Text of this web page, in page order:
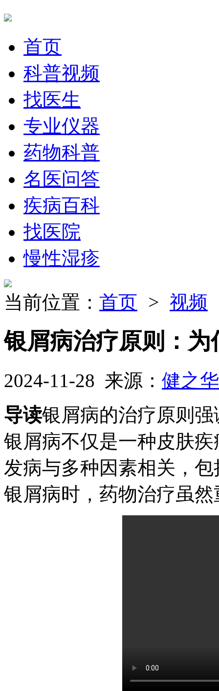
首页
科普视频
找医生
专业仪器
药物科普
名医问答
疾病百科
找医院
慢性湿疹
当前位置： 首页 > 视频
银屑病治疗原则：
2024-11-28 来源： 健之
导读银屑病的治疗原则
银屑病不仅是一种皮肤
发病与多种因素相关，
银屑病时，药物治疗虽然